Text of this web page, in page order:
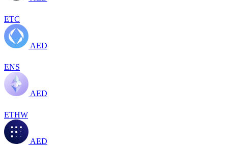
ETC
AED
ENS
AED
ETHW
AED